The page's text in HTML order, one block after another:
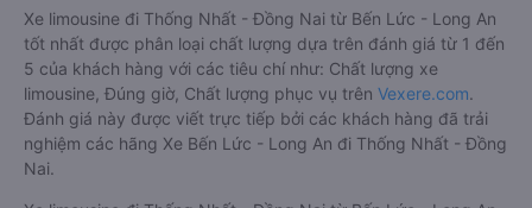
Xe limousine đi Thống Nhất - Đồng Nai từ Bến Lức - Long An
tốt nhất được phân loại chất lượng dựa trên đánh giá từ 1 đến
5 của khách hàng với các tiêu chí như: Chất lượng xe
limousine, Đúng giờ, Chất lượng phục vụ trên Vexere.com.
Đánh giá này được viết trực tiếp bởi các khách hàng đã trải
nghiệm các hãng Xe Bến Lức - Long An đi Thống Nhất - Đồng
Nai.